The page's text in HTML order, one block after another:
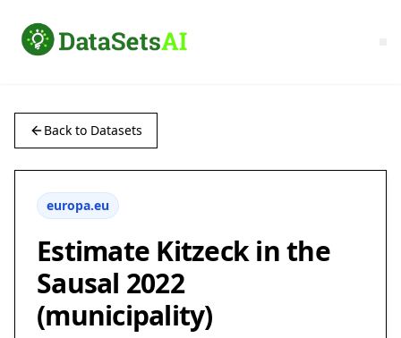
Back to Datasets
europa.eu
Estimate Kitzeck in the
Sausal 2022
(municipality)